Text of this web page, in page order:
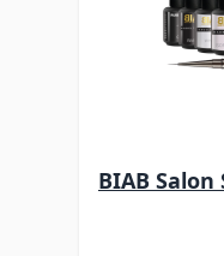
BIAB